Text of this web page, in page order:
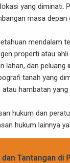
yang
masa
mendalam
properti atau
lahan, dan peluang
tanah yang
hambatan
hukum dan
hukum lainnya
Tantangan di